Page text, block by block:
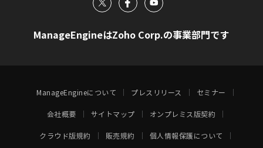
ManageEngineはZoho Corp.の事業部門です
ManageEngineについて プレスリリース セミナー
会社概要 サイトマップ オンプレミス版契約
クラウド版規約 販売規約 個人情報保護について